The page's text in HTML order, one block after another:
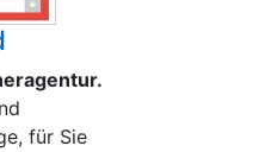
für Sie